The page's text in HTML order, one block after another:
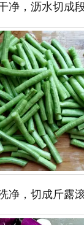
净，沥水切成段
净，切成斤露